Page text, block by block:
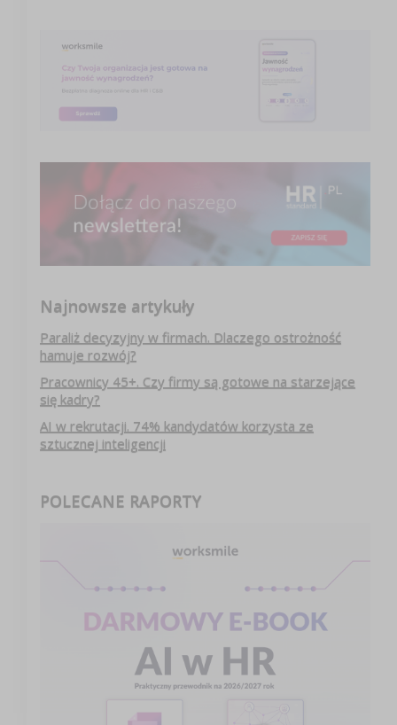
Najnowsze artykuły
Paraliż decyzyjny w firmach. Dlaczego ostrożność
hamuje rozwój?
Pracownicy 45+. Czy firmy są gotowe na starzejące
się kadry?
AI w rekrutacji. 74% kandydatów korzysta ze
sztucznej inteligencji
POLECANE RAPORTY